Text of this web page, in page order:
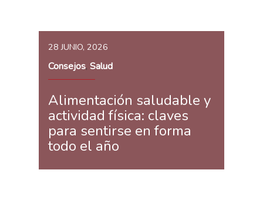
28 JUNIO, 2026
Consejos, Salud
Alimentación saludable y
actividad física: claves
para sentirse en forma
todo el año